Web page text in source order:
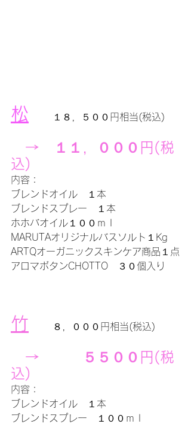
松 １８，５００円相当(税込)
→　１１，０００円(税
込)
内容：
ブレンドオイル　１本
ブレンドスプレー　１本
ホホバオイル１００ｍｌ
MARUTAオリジナルバスソルト１Kg
ARTQオーガニックスキンケア商品１点
アロマボタンCHOTTO　３０個入り
竹 ８，０００円相当(税込)
→　　　５５００円(税
込)
内容：
ブレンドオイル　１本
ブレンドスプレー　１００ｍｌ